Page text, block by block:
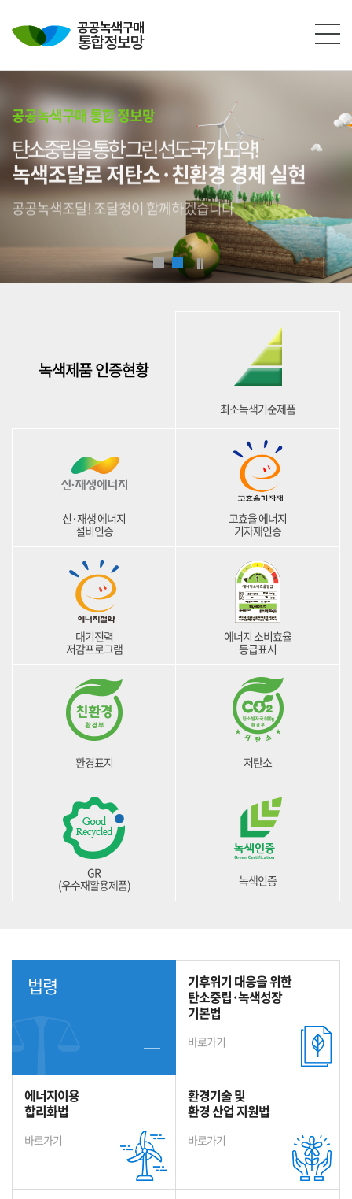
공공녹색구매 통합 정보망
탄소중립을 통한 그린 선도국가 도약!
녹색조달로 저탄소·친환경 경제 실현
공공녹색조달! 조달청이 함께하겠습니다.
녹색제품 인증현황
최소녹색기준제품
신·재생 에너지
설비인증
고효율 에너지
기자재인증
대기전력
저감프로그램
에너지 소비효율
등급표시
환경표지 저탄소
GR
(우수재활용제품)
녹색인증
법령
기후위기 대응을 위한
탄소중립·녹색성장
기본법
바로가기
에너지이용
합리화법
바로가기
환경기술 및
환경 산업 지원법
바로가기